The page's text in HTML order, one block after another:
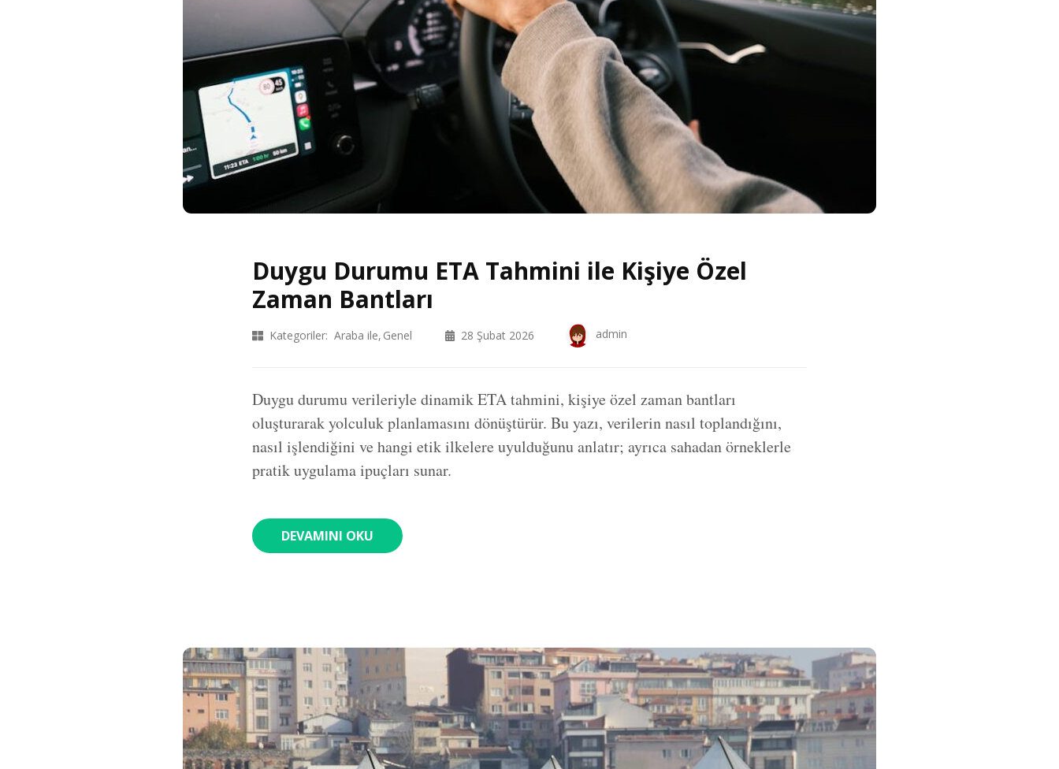
Duygu Durumu ETA Tahmini ile Kişiye Özel
Zaman Bantları
Kategoriler: Araba ile Genel 28 Şubat 2026 admin
Duygu durumu verileriyle dinamik ETA tahmini, kişiye özel zaman bantları
oluşturarak yolculuk planlamasını dönüştürür. Bu yazı, verilerin nasıl toplandığını,
nasıl işlendiğini ve hangi etik ilkelere uyulduğunu anlatır; ayrıca sahadan örneklerle
pratik uygulama ipuçları sunar.
DEVAMINI OKU